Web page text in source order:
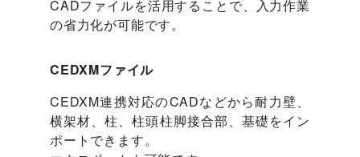
CADファイルを活用することで、入力作業
の省力化が可能です。
CEDXMファイル
CEDXM連携対応のCADなどから耐力壁、
横架材、柱、柱頭柱脚接合部、基礎をイン
ポートできます。